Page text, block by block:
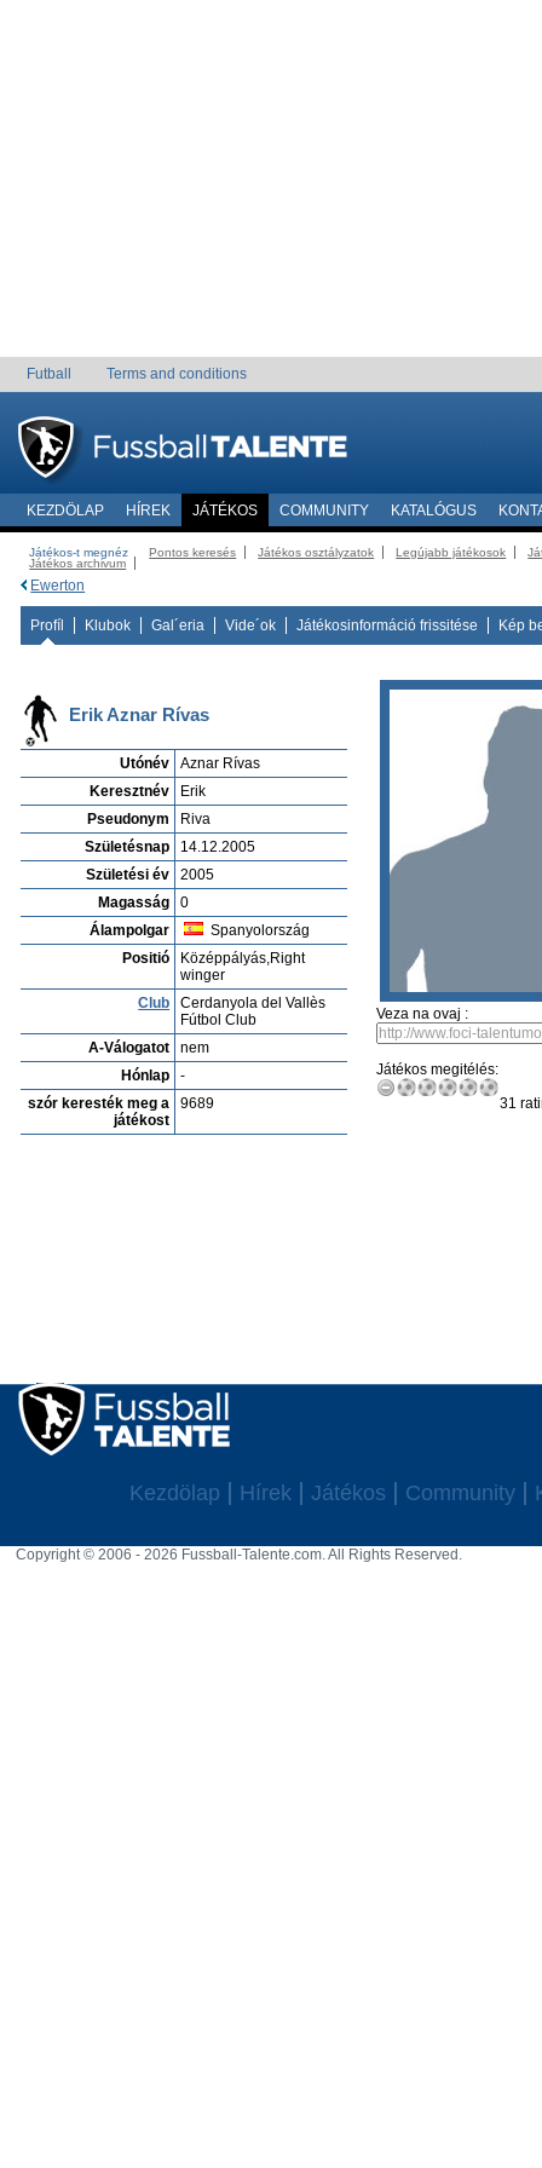
Futball Terms and conditions
KEZDÖLAP HÍREK JÁTÉKOS COMMUNITY KATALÓGUS
Játékos-t megnéz Pontos keresés Játékos osztályzatok Legújabb játékosok
Játékos archivum
Ewerton
Profíl Klubok Gal´eria Vide´ok Játékosinformáció frissitése Kép
Erik Aznar Rívas
Utónév
Aznar Rívas
Keresztnév
Erik
Pseudonym
Riva
Születésnap
14.12.2005
Születési év
2005
Magasság
0
Álampolgar
Spanyolország
Positió
Középpályás,Right
winger
Club
Cerdanyola del Vallès
Fútbol Club
A-Válogatot
nem
Hónlap
-
szór keresték meg a
játékost
9689
Veza na ovaj :
Játékos megitélés:
31
Kezdölap Hírek Játékos Community
Copyright © 2006 - 2026 Fussball-Talente.com. All Rights Reserved.